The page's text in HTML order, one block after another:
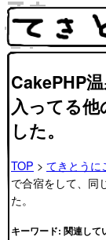
CakePHP
入ってる
した。
TOP > てきとうに
で合宿をして、同
た。
キーワード: 関連して